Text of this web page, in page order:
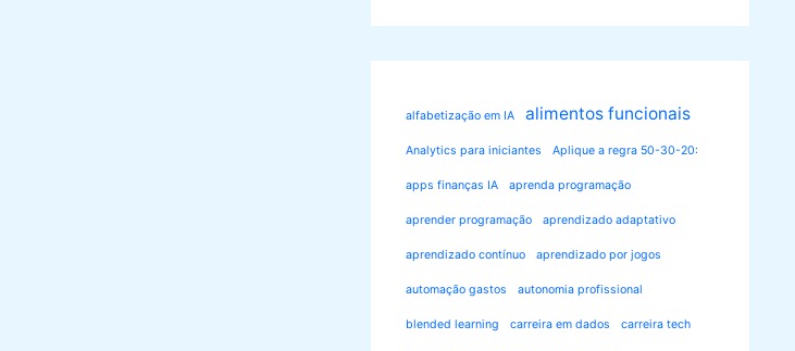
alfabetização em IA alimentos funcionais
Analytics para iniciantes Aplique a regra 50-30-20:
apps finanças IA aprenda programação
aprender programação aprendizado adaptativo
aprendizado contínuo aprendizado por jogos
automação gastos autonomia profissional
blended learning carreira em dados carreira tech